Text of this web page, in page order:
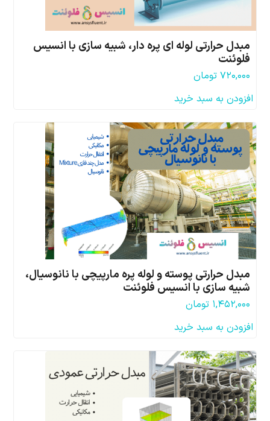
مبدل حرارتی لوله ای پره دار، شبیه سازی با انسیس
فلوئنت
۷۲۰,۰۰۰ تومان
افزودن به سبد خرید
مبدل حرارتی پوسته و لوله پره مارپیچی با نانوسیال،
شبیه سازی با انسیس فلوئنت
۱,۴۵۲,۰۰۰ تومان
افزودن به سبد خرید